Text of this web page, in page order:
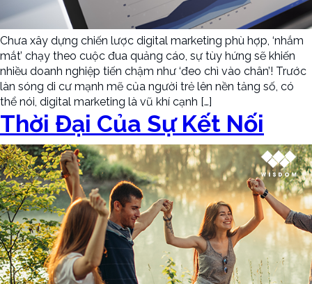
Chưa xây dựng chiến lược digital marketing phù hợp, ‘nhắm
mắt’ chạy theo cuộc đua quảng cáo, sự tùy hứng sẽ khiến
nhiều doanh nghiệp tiến chậm như ‘đeo chì vào chân’! Trước
làn sóng di cư mạnh mẽ của người trẻ lên nền tảng số, có
thể nói, digital marketing là vũ khí cạnh […]
Thời Đại Của Sự Kết Nối